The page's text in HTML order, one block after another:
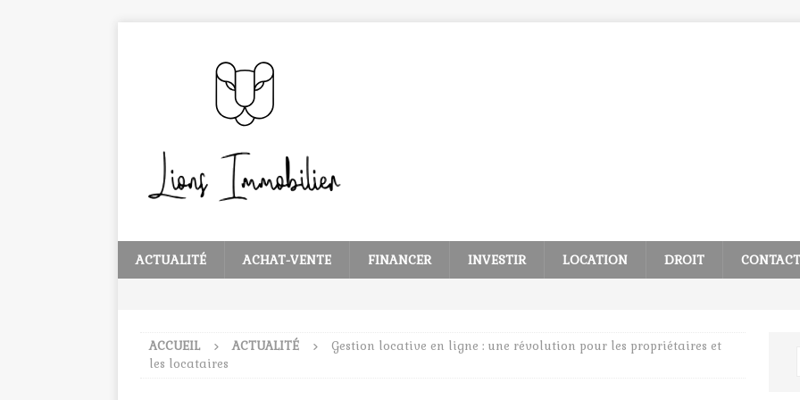
ACTUALITÉ ACHAT-VENTE FINANCER INVESTIR LOCATION DROIT CONTACT
ACCUEIL ACTUALITÉ
Gestion locative en ligne : une révolution pour les propriétaires et
les locataires